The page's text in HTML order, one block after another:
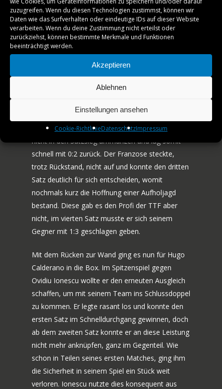
zuzugreifen. Wenn du diesen Technologien zustimmst, können wir
Daten wie das Surfverhalten oder eindeutige IDs auf dieser Website
verarbeiten. Wenn du deine Zustimmung nicht erteilst oder
zurückziehst, können bestimmte Merkmale und Funktionen
beeinträchtigt werden.
Akzeptieren
Ablehnen
Einstellungen ansehen
Cookie-RichtlinieDatenschutzImpressum
Mühlhausen mit dem bessern Nervenkostüm
Nach einer kurzen Pause ging es in die dritte
Partie des Tages, die psychologisch mit Blick auf
den Zwischenstand für beide Mannschaften sehr
wichtig war. Es standen sich Can Akkuzu,
vonseiten der TTF, sowie Daniel Habesohn für
gut in die ersten beiden Sätze der Partie, jedoch
konnte er beides mal eine deutliche Führung
nicht in den Satzsieg ummünzen und lag somit
schnell mit 0:2 zurück. Der Franzose steckte,
trotz Rückstand, nicht auf und konnte den dritten
Satz deutlich für sich entscheiden, womit
nochmals kurz die Hoffnung einer Aufholjagd
bestand. Diese gab es den Profi der TTF aber
nicht, im vierten Satz musste er sich seinem
Gegner mit 1:3 geschlagen geben.
Mit dem Rücken zur Wand ging es nun für Hugo
Calderano in die Box. Im Spitzenspiel gegen
Ovidiu Ionescu wollte er den erneuten Ausgleich
schaffen, um mit seinem Team ins Schlussdoppel
zu kommen. Er legte rasant los und konnte den
ersten Satz im Schnelldurchgang gewinnen, doch
ab dem zweiten Satz konnte er an diese Leistung
nicht mehr anknüpfen, ganz im Gegenteil. Wie
schon in Teilen seines ersten Matches, ging ihm
die Sicherheit in seinem Spiel ein Stück weit
verloren. Ionescu nutzte dies konsequent aus
TICKETS
VEREINSSHOP
PARTNER
JOBS
KONTAKT